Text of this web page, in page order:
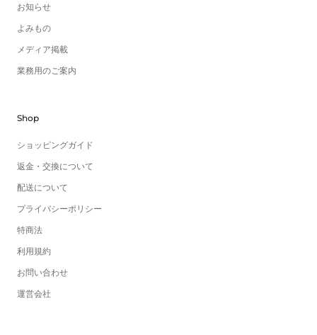
お知らせ
よみもの
メディア掲載
業務用のご案内
Shop
ショッピングガイド
返金・交換について
配送について
プライバシーポリシー
特商法
利用規約
お問い合わせ
運営会社